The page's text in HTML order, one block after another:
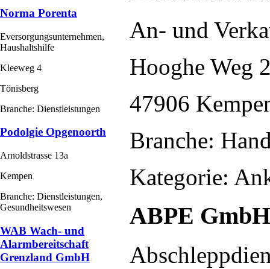
Norma Porenta
Eversorgungsunternehmen,
Haushaltshilfe
Kleeweg 4
Tönisberg
Branche: Dienstleistungen
Podolgie Opgenoorth
Arnoldstrasse 13a
Kempen
Branche: Dienstleistungen,
Gesundheitswesen
WAB Wach- und
Alarmbereitschaft
Grenzland GmbH
An- und
Hooghe Weg
47906
Branche:
Kategorie:
ABPE GmbH